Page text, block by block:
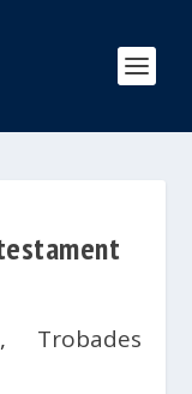
, Trobades